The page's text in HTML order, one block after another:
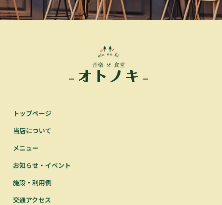
トップページ
当店について
メニュー
お知らせ・イベント
施設・利用例
交通アクセス